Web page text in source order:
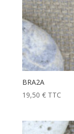
BRA2A
19,50 € TTC